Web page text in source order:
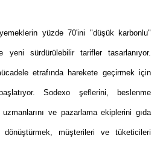
yüzde 70'ini "düşük karbonlu"
yeni sürdürülebilir tarifler tasarlanıyor.
etrafında harekete geçirmek için
Sodexo şeflerini, beslenme
ve pazarlama ekiplerini gıda
dönüştürmek, müşterileri ve tüketicileri